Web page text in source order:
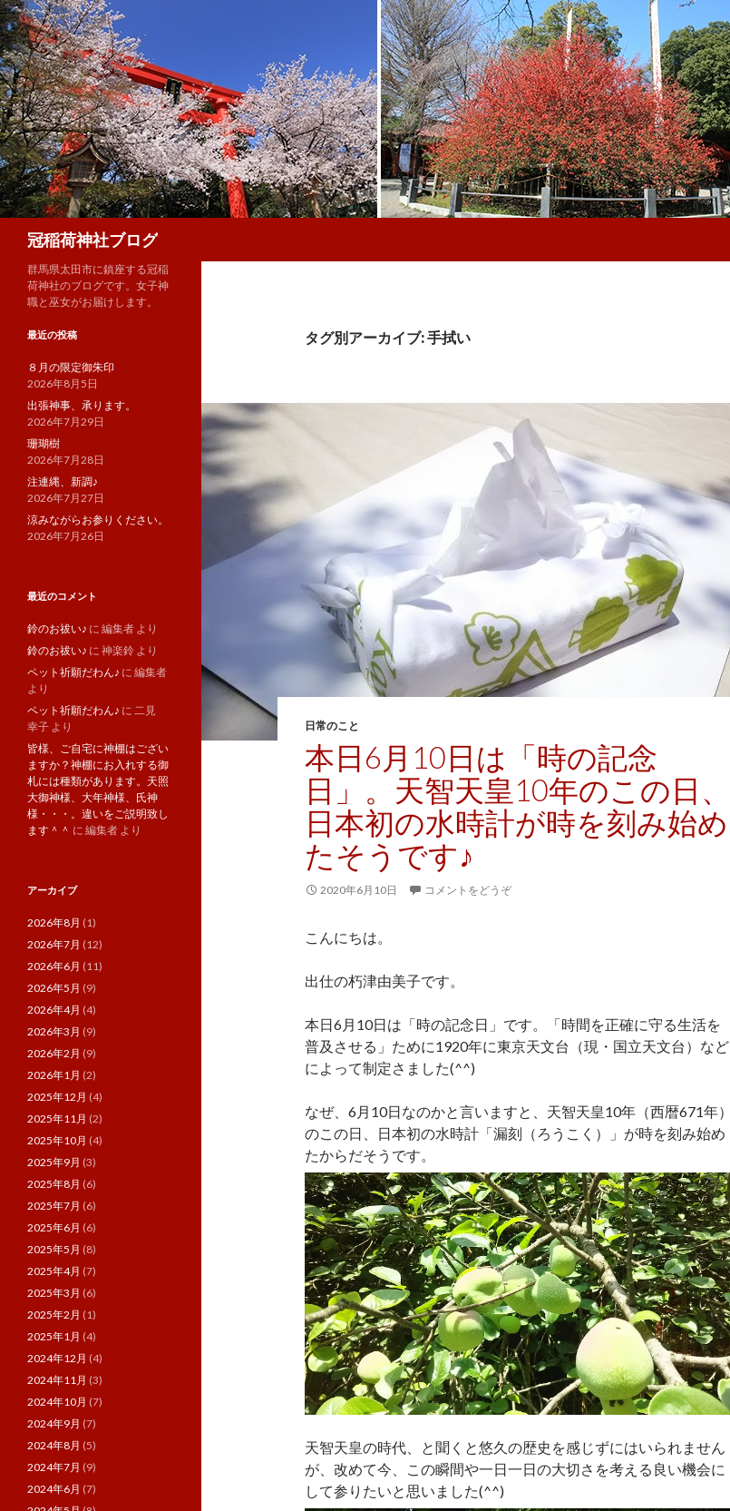
冠稲荷神社ブログ
タグ別アーカイブ: 手拭い
日常のこと
本日6月10日は「時の記念
日」。天智天皇10年のこの日、
日本初の水時計が時を刻み始め
たそうです♪
2020年6月10日 コメントをどうぞ
こんにちは。
出仕の朽津由美子です。
本日6月10日は「時の記念日」です。「時間を正確に守る生活を
普及させる」ために1920年に東京天文台（現・国立天文台）など
によって制定さました(^^)
なぜ、6月10日なのかと言いますと、天智天皇10年（西暦671年）
のこの日、日本初の水時計「漏刻（ろうこく）」が時を刻み始め
たからだそうです。
天智天皇の時代、と聞くと悠久の歴史を感じずにはいられません
が、改めて今、この瞬間や一日一日の大切さを考える良い機会に
して参りたいと思いました(^^)
群馬県太田市に鎮座する冠稲
荷神社のブログです。女子神
職と巫女がお届けします。
最近の投稿
８月の限定御朱印
2026年8月5日
出張神事、承ります。
2026年7月29日
珊瑚樹
2026年7月28日
注連縄、新調♪
2026年7月27日
涼みながらお参りください。
2026年7月26日
最近のコメント
鈴のお祓い♪ に 編集者 より
鈴のお祓い♪ に 神楽鈴 より
ペット祈願だわん♪ に 編集者
より
ペット祈願だわん♪ に 二見
幸子 より
皆様、ご自宅に神棚はござい
ますか？神棚にお入れする御
札には種類があります。天照
大御神様、大年神様、氏神
様・・・。違いをご説明致し
ます＾＾ に 編集者 より
アーカイブ
2026年8月 (1)
2026年7月 (12)
2026年6月 (11)
2026年5月 (9)
2026年4月 (4)
2026年3月 (9)
2026年2月 (9)
2026年1月 (2)
2025年12月 (4)
2025年11月 (2)
2025年10月 (4)
2025年9月 (3)
2025年8月 (6)
2025年7月 (6)
2025年6月 (6)
2025年5月 (8)
2025年4月 (7)
2025年3月 (6)
2025年2月 (1)
2025年1月 (4)
2024年12月 (4)
2024年11月 (3)
2024年10月 (7)
2024年9月 (7)
2024年8月 (5)
2024年7月 (9)
2024年6月 (7)